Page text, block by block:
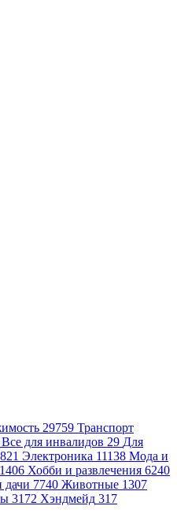
29759 Транспорт
Все для инвалидов 29 Для
Электроника 11138 Мода и
1406 Хобби и развлечения 6240
дачи 7740 Животные 1307
3172 Хэндмейд 317